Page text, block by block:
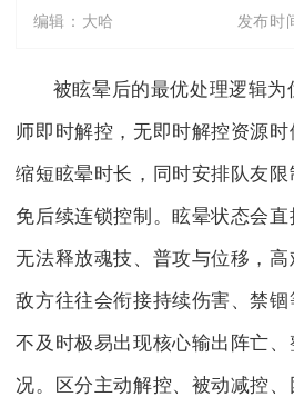
编辑： 大哈 发布时
被眩晕后的最优处理逻辑
师即时解控，无即时解控资源
缩短眩晕时长，同时安排队友
免后续连锁控制。眩晕状态会直
无法释放魂技、普攻与位移，
敌方往往会衔接持续伤害、禁
不及时极易出现核心输出阵亡
况。区分主动解控、被动减控